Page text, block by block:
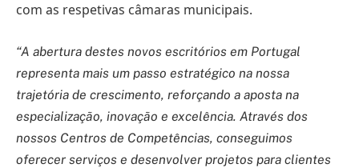
com as respetivas câmaras municipais.
“A abertura destes novos escritórios em Portugal
representa mais um passo estratégico na nossa
trajetória de crescimento, reforçando a aposta na
especialização, inovação e excelência. Através dos
nossos Centros de Competências, conseguimos
oferecer serviços e desenvolver projetos para clientes